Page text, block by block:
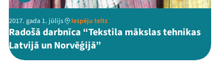
2017. gada 1. jūlijs Iespēju telts
Radošā darbnīca “Tekstila mākslas tehnikas
Latvijā un Norvēģijā”